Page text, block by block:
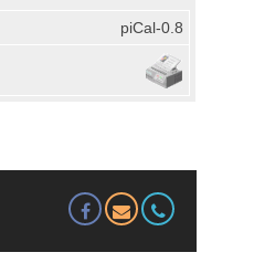
piCal-0.8